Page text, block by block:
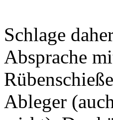
Schlage
Absprache
Ableger